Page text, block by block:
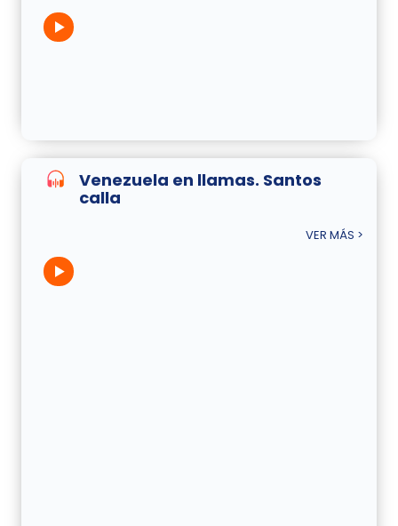
Venezuela en llamas. Santos
calla
VER MÁS >